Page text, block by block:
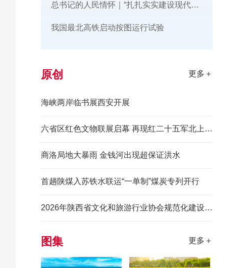
总书记的人民情怀｜“扎扎实实建设现代化产业体系”
我国最北高铁启动按图运行试验
原创 更多＋
海峡两岸临书展西安开展
六省区红色文物联展启幕 再现红二十五军北上先锋长征史诗
商洛局地大暴雨 金钱河出现超保证洪水
首趟陕煤入苏铁水联运“一单制”煤炭专列开行
2026年陕西省文化和旅游行业协会规范化建设培训班举办
图集 更多＋